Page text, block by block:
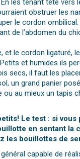
les tenant tête vers
obstruer les
le cordon
de l’abdomen du
et le cordon ligaturé,
et humides ils
secs, il faut les
un grand panier
au mieux un tapis
Le test : si vous
en sentant la
les bouillottes de
capable de